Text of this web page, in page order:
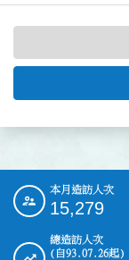
::: 本月造訪人次
15,279
總造訪人次
(自93.07.26起)